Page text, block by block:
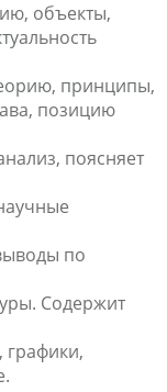
объекты,
принципы,
позицию
поясняет
по
Содержит